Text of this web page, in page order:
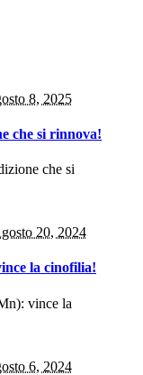
8, 2025
che si rinnova!
20, 2024
la cinofilia!
6, 2024